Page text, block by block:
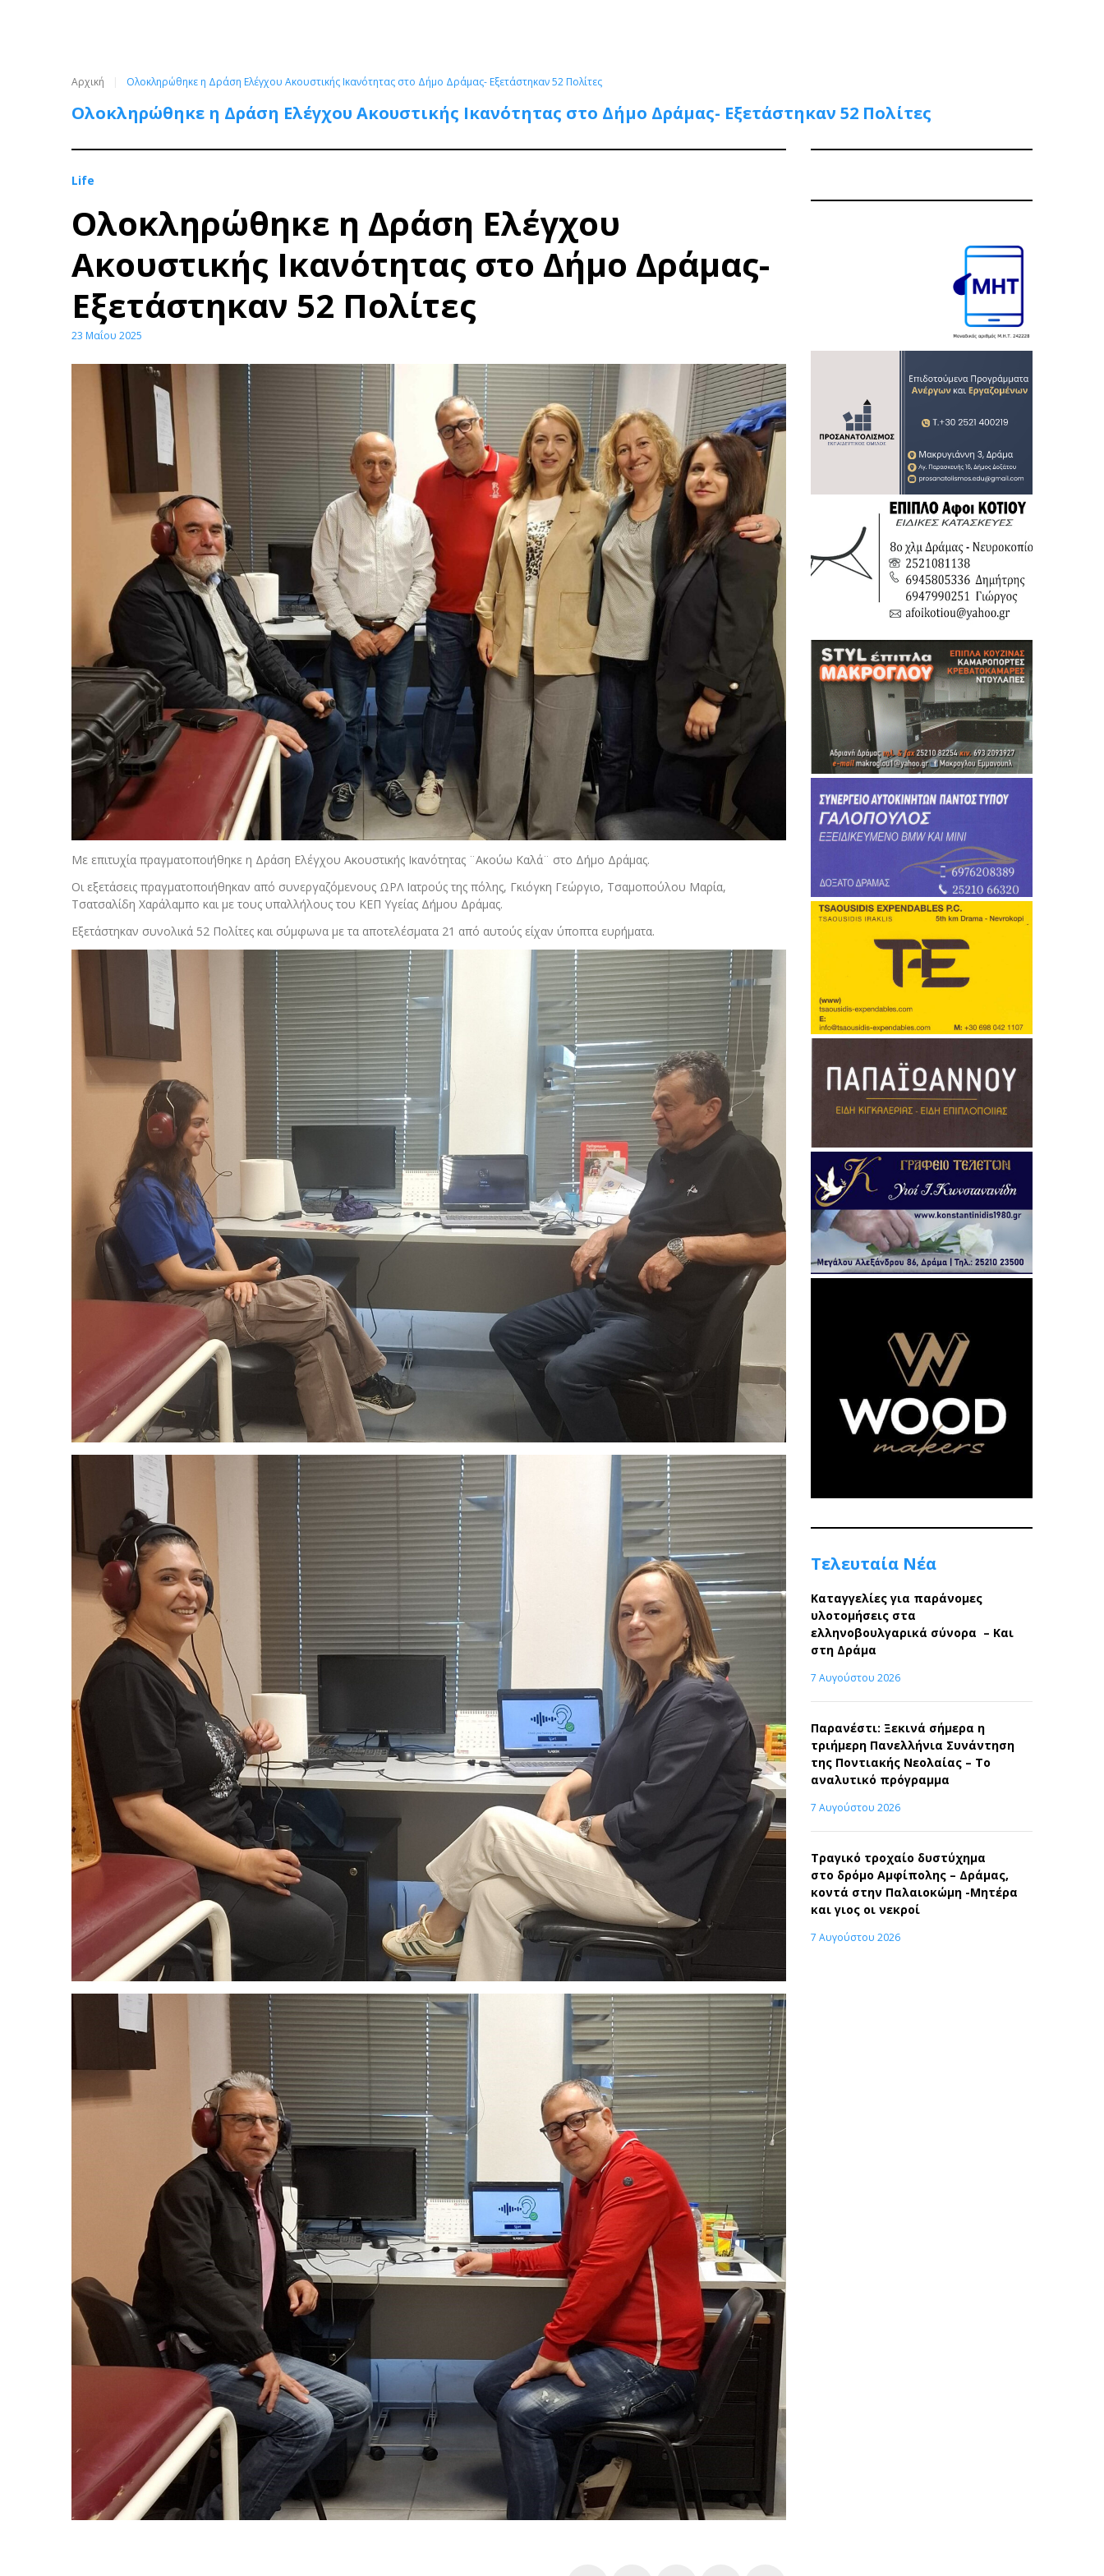
Αρχική Ολοκληρώθηκε η Δράση Ελέγχου Ακουστικής Ικανότητας στο Δήμο Δράμας- Εξετάστηκαν 52 Πολίτες
Ολοκληρώθηκε η Δράση Ελέγχου Ακουστικής Ικανότητας στο Δήμο Δράμας- Εξετάστηκαν 52 Πολίτες
Life
Ολοκληρώθηκε η Δράση Ελέγχου
Ακουστικής Ικανότητας στο Δήμο Δράμας-
Εξετάστηκαν 52 Πολίτες
23 Μαΐου 2025
Με επιτυχία πραγματοποιήθηκε η Δράση Ελέγχου Ακουστικής Ικανότητας ¨Ακούω Καλά¨ στο Δήμο Δράμας.
Οι εξετάσεις πραγματοποιήθηκαν από συνεργαζόμενους ΩΡΛ Ιατρούς της πόλης, Γκιόγκη Γεώργιο, Τσαμοπούλου Μαρία,
Τσατσαλίδη Χαράλαμπο και με τους υπαλλήλους του ΚΕΠ Υγείας Δήμου Δράμας.
Εξετάστηκαν συνολικά 52 Πολίτες και σύμφωνα με τα αποτελέσματα 21 από αυτούς είχαν ύποπτα ευρήματα.
Τελευταία Νέα
Καταγγελίες για παράνομες
υλοτομήσεις στα
ελληνοβουλγαρικά σύνορα – Και
στη Δράμα
7 Αυγούστου 2026
Παρανέστι: Ξεκινά σήμερα η
τριήμερη Πανελλήνια Συνάντηση
της Ποντιακής Νεολαίας – Το
αναλυτικό πρόγραμμα
7 Αυγούστου 2026
Τραγικό τροχαίο δυστύχημα
στο δρόμο Αμφίπολης – Δράμας,
κοντά στην Παλαιοκώμη -Μητέρα
και γιος οι νεκροί
7 Αυγούστου 2026